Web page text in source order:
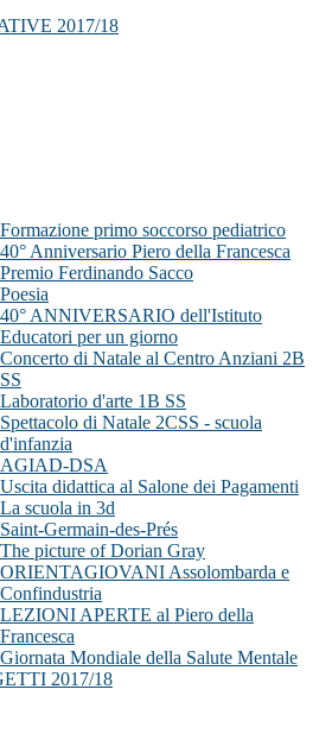
2017/18
Formazione primo soccorso pediatrico
40° Anniversario Piero della Francesca
Premio Ferdinando Sacco
Poesia
40° ANNIVERSARIO dell'Istituto
Educatori per un giorno
Concerto di Natale al Centro Anziani 2B
SS
Laboratorio d'arte 1B SS
Spettacolo di Natale 2CSS - scuola
d'infanzia
AGIAD-DSA
Uscita didattica al Salone dei Pagamenti
La scuola in 3d
Saint-Germain-des-Prés
The picture of Dorian Gray
ORIENTAGIOVANI Assolombarda e
Confindustria
LEZIONI APERTE al Piero della
Francesca
Giornata Mondiale della Salute Mentale
2017/18